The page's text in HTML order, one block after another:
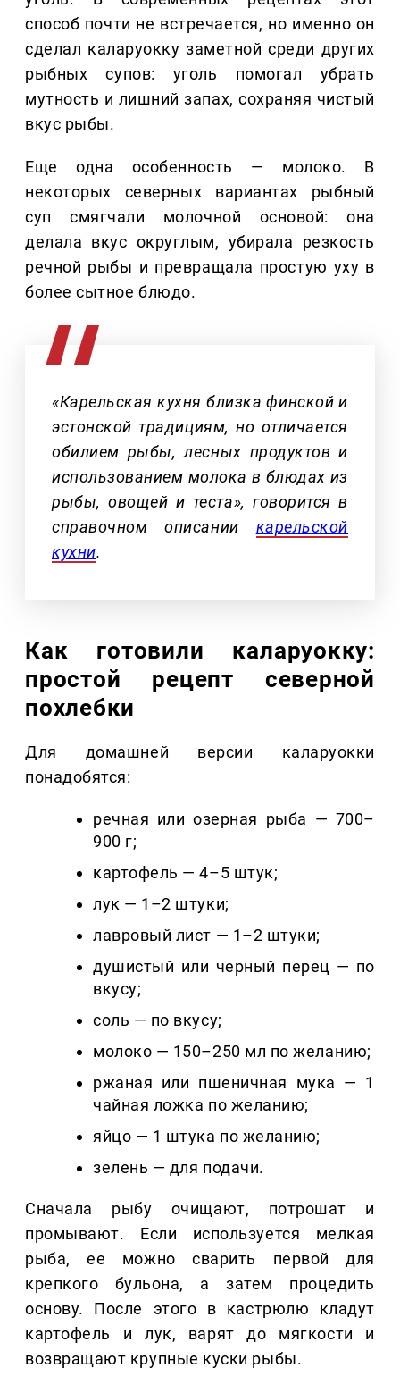
способ почти не встречается, но именно он
сделал каларуокку заметной среди других
рыбных супов: уголь помогал убрать
мутность и лишний запах, сохраняя чистый
вкус рыбы.
Еще одна особенность — молоко. В
некоторых северных вариантах рыбный
суп смягчали молочной основой: она
делала вкус округлым, убирала резкость
речной рыбы и превращала простую уху в
более сытное блюдо.
«Карельская кухня близка финской и
эстонской традициям, но отличается
обилием рыбы, лесных продуктов и
использованием молока в блюдах из
рыбы, овощей и теста», говорится в
справочном описании карельской
кухни.
Как готовили каларуокку:
простой рецепт северной
похлебки
Для домашней версии каларуокки
понадобятся:
речная или озерная рыба — 700–
900 г;
картофель — 4–5 штук;
лук — 1–2 штуки;
лавровый лист — 1–2 штуки;
душистый или черный перец — по
вкусу;
соль — по вкусу;
молоко — 150–250 мл по желанию;
ржаная или пшеничная мука — 1
чайная ложка по желанию;
яйцо — 1 штука по желанию;
зелень — для подачи.
Сначала рыбу очищают, потрошат и
промывают. Если используется мелкая
рыба, ее можно сварить первой для
крепкого бульона, а затем процедить
основу. После этого в кастрюлю кладут
картофель и лук, варят до мягкости и
возвращают крупные куски рыбы.